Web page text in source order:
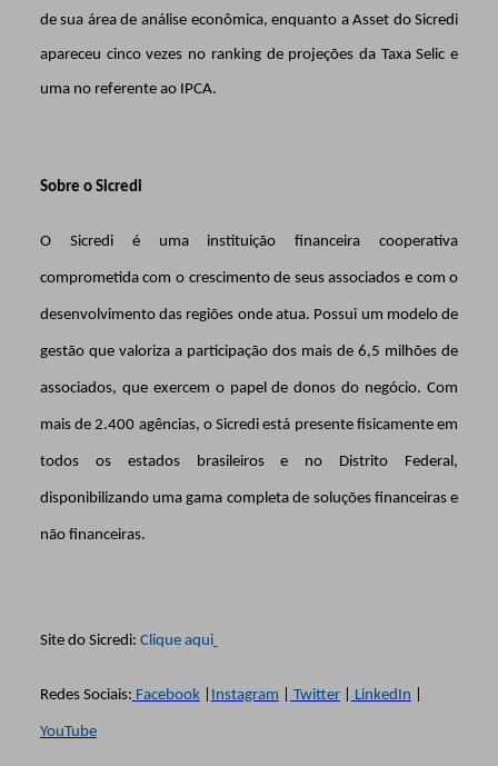
de sua área de análise econômica, enquanto a Asset do Sicredi
apareceu cinco vezes no ranking de projeções da Taxa Selic e
uma no referente ao IPCA.
Sobre o Sicredi
O Sicredi é uma instituição financeira cooperativa
comprometida com o crescimento de seus associados e com o
desenvolvimento das regiões onde atua. Possui um modelo de
gestão que valoriza a participação dos mais de 6,5 milhões de
associados, que exercem o papel de donos do negócio. Com
mais de 2.400 agências, o Sicredi está presente fisicamente em
todos os estados brasileiros e no Distrito Federal,
disponibilizando uma gama completa de soluções financeiras e
não financeiras.
Site do Sicredi: Clique aqui
Redes Sociais: Facebook| Instagram Twitter| LinkedIn
YouTube